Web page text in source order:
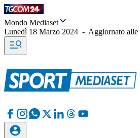
Mondo Mediaset
Lunedì 18 Marzo 2024 - Aggiornato alle